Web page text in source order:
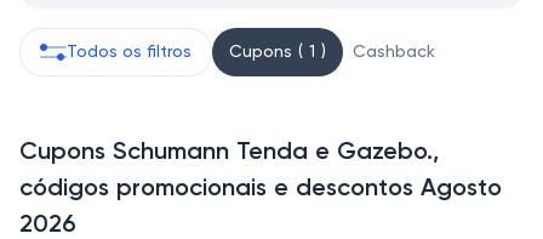
Todos os filtros Cupons ( 1 ) Cashback
Cupons Schumann Tenda e Gazebo.,
códigos promocionais e descontos Agosto
2026